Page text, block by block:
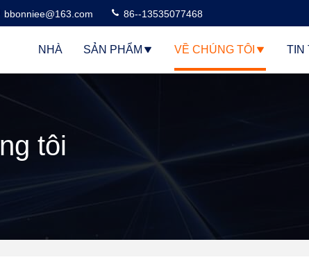
bbonniee@163.com 86--13535077468
NHÀ SẢN PHẨM VỀ CHÚNG TÔI TIN
tôi